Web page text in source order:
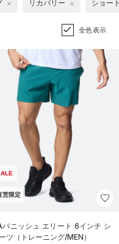
リカバリー ショー
全色表示
営限定
バニッシュ エリート 6インチ シ
ツ（トレーニング/MEN）